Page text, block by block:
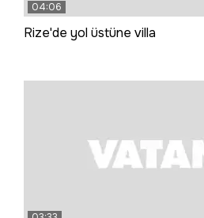
04:06
Rize'de yol üstüne villa